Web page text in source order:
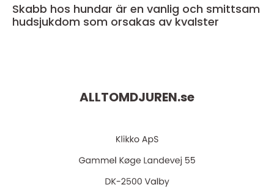
Skabb hos hundar är en vanlig och smittsam
hudsjukdom som orsakas av kvalster
ALLTOMDJUREN.se